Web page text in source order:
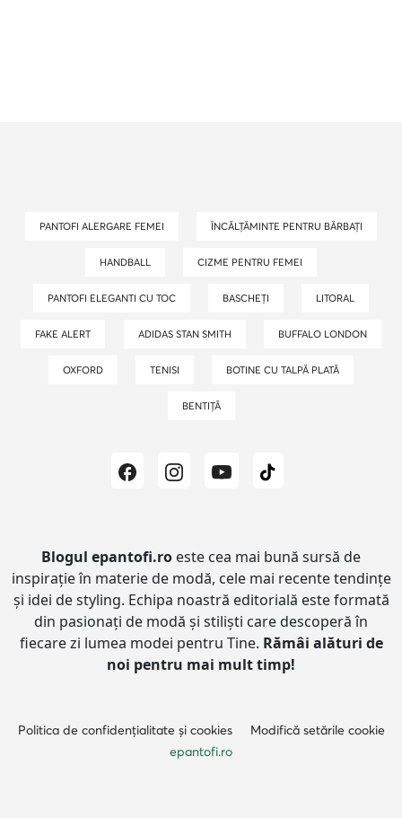
PANTOFI ALERGARE FEMEI ÎNCĂLȚĂMINTE PENTRU BĂRBAȚI
HANDBALL CIZME PENTRU FEMEI
PANTOFI ELEGANTI CU TOC BASCHEȚI LITORAL
FAKE ALERT ADIDAS STAN SMITH BUFFALO LONDON
OXFORD TENISI BOTINE CU TALPĂ PLATĂ
BENTIȚĂ
Blogul epantofi.ro este cea mai bună sursă de
inspirație în materie de modă, cele mai recente tendințe
și idei de styling. Echipa noastră editorială este formată
din pasionați de modă și stiliști care descoperă în
fiecare zi lumea modei pentru Tine. Rămâi alături de
noi pentru mai mult timp!
Politica de confidențialitate și cookies
Modifică setările cookie
epantofi.ro